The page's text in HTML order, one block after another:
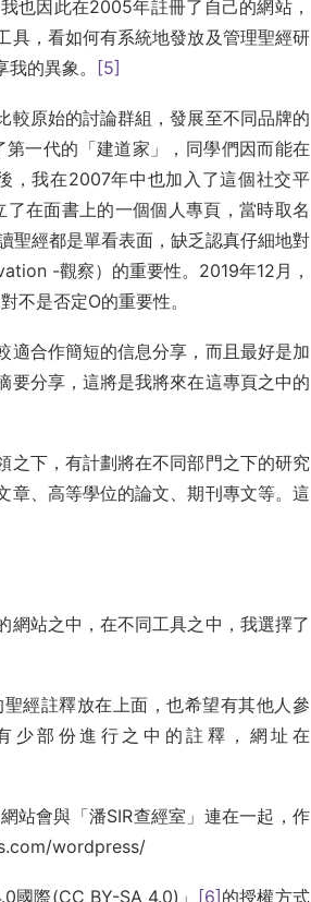
也因此在2005年註冊了自己的網站，
具，看如何有系統地發放及管理聖經研
的異象。
[5]
較原始的討論群組，發展至不同品牌的
一代的「建道家」，同學們因而能在
，我在2007年中也加入了這個社交平
在面書上的一個個人專頁，當時取名
聖經都是單看表面，缺乏認真仔細地對
-觀察）的重要性。2019年12月，
不是否定O的重要性。
適合作簡短的信息分享，而且最好是加
要分享，這將是我將來在這專頁之中的
之下，有計劃將在不同部門之下的研究
章、高等學位的論文、期刊專文等。這
網站之中，在不同工具之中，我選擇了
經註釋放在上面，也希望有其他人參
少部份進行之中的註釋，網址在
站會與「潘SIR查經室」連在一起，作
wordpress/
國際(CC BY-SA 4.0)」 [6] 的授權方式